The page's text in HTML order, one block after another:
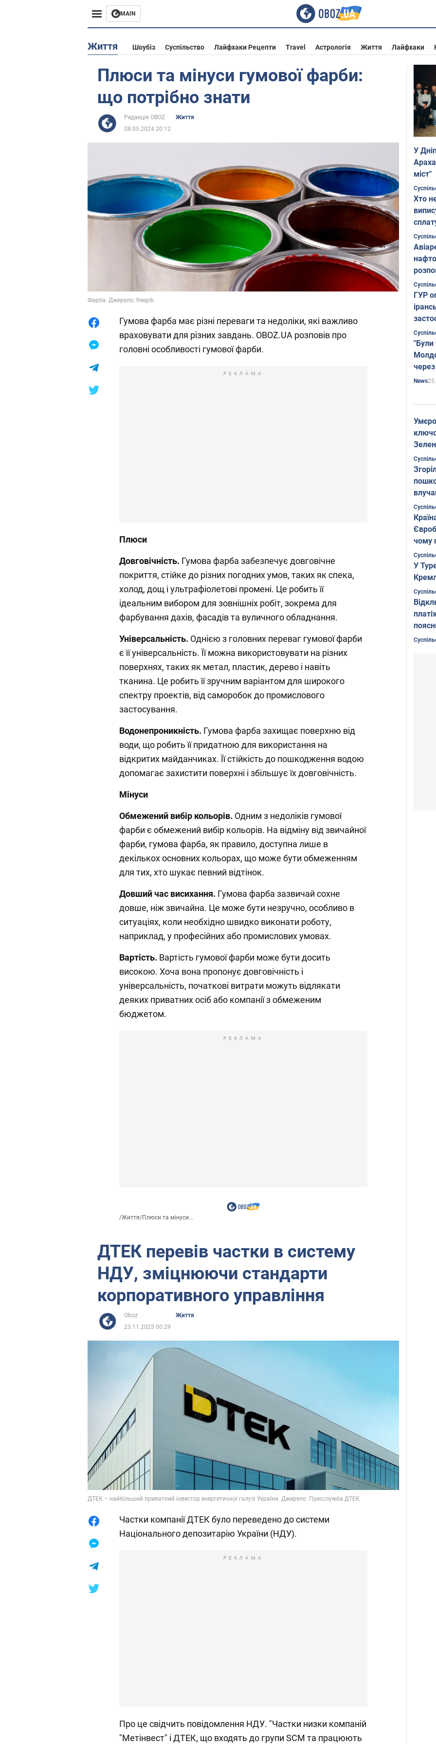
MAIN
Африка
Життя Шоубіз Суспільство Лайфхаки Рецепти Travel Астрологія Життя Лайфхаки
Плюси та мінуси гумової фарби:
що потрібно знати
Редакція OBOZ
Життя
08.05.2024 20:12
Фарба. Джерело: freepik
Гумова фарба має різні переваги та недоліки, які важливо
враховувати для різних завдань. OBOZ.UA розповів про
головні особливості гумової фарби.
РЕКЛАМА
Плюси
Довговічність. Гумова фарба забезпечує довговічне
покриття, стійке до різних погодних умов, таких як спека,
холод, дощ і ультрафіолетові промені. Це робить її
ідеальним вибором для зовнішніх робіт, зокрема для
фарбування дахів, фасадів та вуличного обладнання.
Універсальність. Однією з головних переваг гумової фарби
є її універсальність. Її можна використовувати на різних
поверхнях, таких як метал, пластик, дерево і навіть
тканина. Це робить її зручним варіантом для широкого
спектру проектів, від саморобок до промислового
застосування.
Водонепроникність. Гумова фарба захищає поверхню від
води, що робить її придатною для використання на
відкритих майданчиках. Її стійкість до пошкодження водою
допомагає захистити поверхні і збільшує їх довговічність.
Мінуси
Обмежений вибір кольорів. Одним з недоліків гумової
фарби є обмежений вибір кольорів. На відміну від звичайної
фарби, гумова фарба, як правило, доступна лише в
декількох основних кольорах, що може бути обмеженням
для тих, хто шукає певний відтінок.
Довший час висихання. Гумова фарба зазвичай сохне
довше, ніж звичайна. Це може бути незручно, особливо в
ситуаціях, коли необхідно швидко виконати роботу,
наприклад, у професійних або промислових умовах.
Вартість. Вартість гумової фарби може бути досить
високою. Хоча вона пропонує довговічність і
універсальність, початкові витрати можуть відлякати
деяких приватних осіб або компанії з обмеженим
бюджетом.
РЕКЛАМА
/Життя/Плюси та мінуси...
ДТЕК перевів частки в систему
НДУ, зміцнюючи стандарти
корпоративного управління
Oboz
Життя
23.11.2025 00:29
ДТЕК – найбільший приватний інвестор енергетичної галузі України. Джерело: Пресслужба ДТЕК
Частки компанії ДТЕК було переведено до системи
Національного депозитарію України (НДУ).
РЕКЛАМА
Про це свідчить повідомлення НДУ. "Частки низки компаній
"Метінвест" і ДТЕК, що входять до групи SCM та працюють
У
міст"
Хто
ГУР
"Були
News
Фото
чому
У